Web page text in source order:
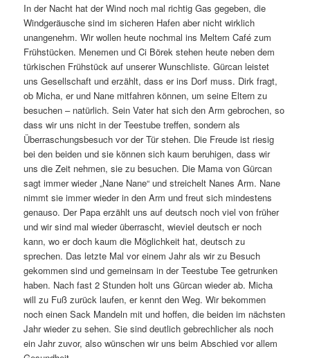
In der Nacht hat der Wind noch mal richtig Gas gegeben, die
Windgeräusche sind im sicheren Hafen aber nicht wirklich
unangenehm. Wir wollen heute nochmal ins Meltem Café zum
Frühstücken. Menemen und Ci Börek stehen heute neben dem
türkischen Frühstück auf unserer Wunschliste. Gürcan leistet
uns Gesellschaft und erzählt, dass er ins Dorf muss. Dirk fragt,
ob Micha, er und Nane mitfahren können, um seine Eltern zu
besuchen – natürlich. Sein Vater hat sich den Arm gebrochen, so
dass wir uns nicht in der Teestube treffen, sondern als
Überraschungsbesuch vor der Tür stehen. Die Freude ist riesig
bei den beiden und sie können sich kaum beruhigen, dass wir
uns die Zeit nehmen, sie zu besuchen. Die Mama von Gürcan
sagt immer wieder „Nane Nane“ und streichelt Nanes Arm. Nane
nimmt sie immer wieder in den Arm und freut sich mindestens
genauso. Der Papa erzählt uns auf deutsch noch viel von früher
und wir sind mal wieder überrascht, wieviel deutsch er noch
kann, wo er doch kaum die Möglichkeit hat, deutsch zu
sprechen. Das letzte Mal vor einem Jahr als wir zu Besuch
gekommen sind und gemeinsam in der Teestube Tee getrunken
haben. Nach fast 2 Stunden holt uns Gürcan wieder ab. Micha
will zu Fuß zurück laufen, er kennt den Weg. Wir bekommen
noch einen Sack Mandeln mit und hoffen, die beiden im nächsten
Jahr wieder zu sehen. Sie sind deutlich gebrechlicher als noch
ein Jahr zuvor, also wünschen wir uns beim Abschied vor allem